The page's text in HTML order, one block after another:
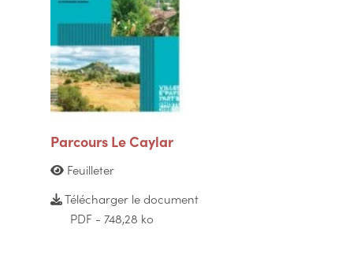
Parcours Le Caylar
Feuilleter
Télécharger le document
PDF - 748,28 ko